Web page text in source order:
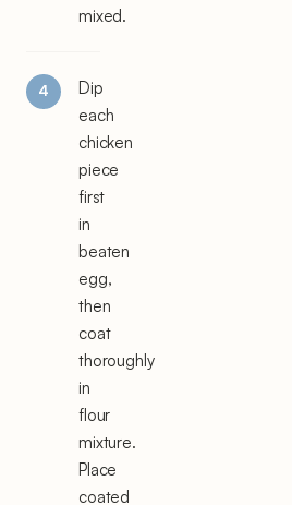
mixed.
Dip
each
chicken
piece
first
in
beaten
egg,
then
coat
thoroughly
in
flour
mixture.
Place
coated